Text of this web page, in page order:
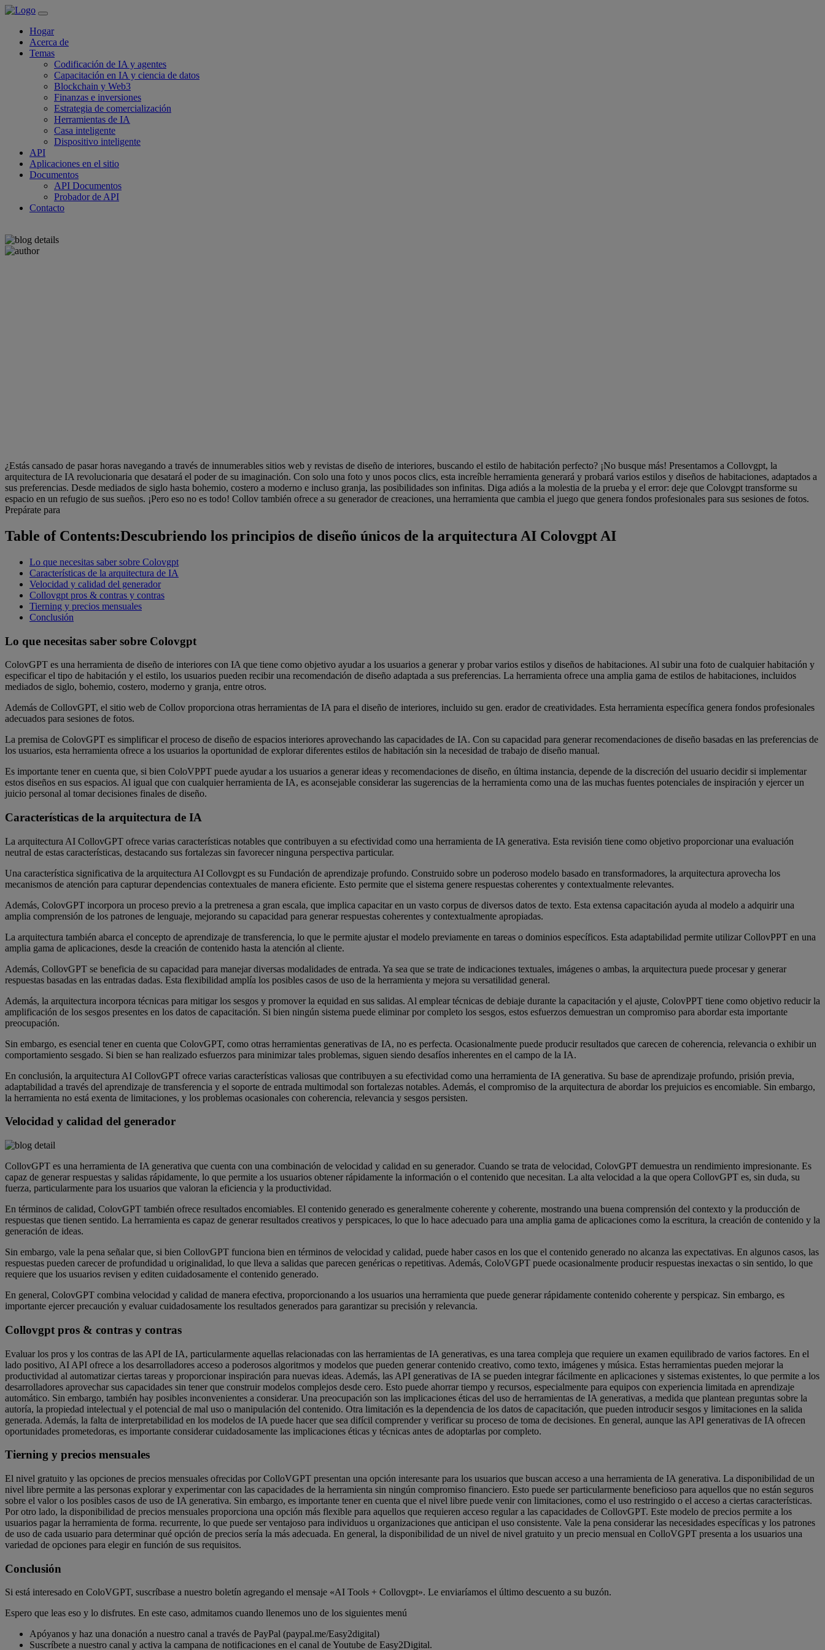
Hogar
Acerca de
Temas
Codificación de IA y agentes
Capacitación en IA y ciencia de datos
Blockchain y Web3
Finanzas e inversiones
Estrategia de comercialización
Herramientas de IA
Casa inteligente
Dispositivo inteligente
API
Aplicaciones en el sitio
Documentos
API Documentos
Probador de API
Contacto
¿Estás cansado de pasar horas navegando a través de innumerables sitios web y revistas de diseño de interiores, buscando el estilo de habitación perfecto? ¡No busque más! Presentamos a Collovgpt, la
arquitectura de IA revolucionaria que desatará el poder de su imaginación. Con solo una foto y unos pocos clics, esta increíble herramienta generará y probará varios estilos y diseños de habitaciones, adaptados a
sus preferencias. Desde mediados de siglo hasta bohemio, costero a moderno e incluso granja, las posibilidades son infinitas. Diga adiós a la molestia de la prueba y el error: deje que Colovgpt transforme su
espacio en un refugio de sus sueños. ¡Pero eso no es todo! Collov también ofrece a su generador de creaciones, una herramienta que cambia el juego que genera fondos profesionales para sus sesiones de fotos.
Prepárate para
Table of Contents:Descubriendo los principios de diseño únicos de la arquitectura AI Colovgpt AI
Lo que necesitas saber sobre Colovgpt
Características de la arquitectura de IA
Velocidad y calidad del generador
Collovgpt pros & contras y contras
Tierning y precios mensuales
Conclusión
Lo que necesitas saber sobre Colovgpt
ColovGPT es una herramienta de diseño de interiores con IA que tiene como objetivo ayudar a los usuarios a generar y probar varios estilos y diseños de habitaciones. Al subir una foto de cualquier habitación y
especificar el tipo de habitación y el estilo, los usuarios pueden recibir una recomendación de diseño adaptada a sus preferencias. La herramienta ofrece una amplia gama de estilos de habitaciones, incluidos
mediados de siglo, bohemio, costero, moderno y granja, entre otros.
Además de CollovGPT, el sitio web de Collov proporciona otras herramientas de IA para el diseño de interiores, incluido su gen. erador de creatividades. Esta herramienta específica genera fondos profesionales
adecuados para sesiones de fotos.
La premisa de ColovGPT es simplificar el proceso de diseño de espacios interiores aprovechando las capacidades de IA. Con su capacidad para generar recomendaciones de diseño basadas en las preferencias de
los usuarios, esta herramienta ofrece a los usuarios la oportunidad de explorar diferentes estilos de habitación sin la necesidad de trabajo de diseño manual.
Es importante tener en cuenta que, si bien ColoVPPT puede ayudar a los usuarios a generar ideas y recomendaciones de diseño, en última instancia, depende de la discreción del usuario decidir si implementar
estos diseños en sus espacios. Al igual que con cualquier herramienta de IA, es aconsejable considerar las sugerencias de la herramienta como una de las muchas fuentes potenciales de inspiración y ejercer un
juicio personal al tomar decisiones finales de diseño.
Características de la arquitectura de IA
La arquitectura AI CollovGPT ofrece varias características notables que contribuyen a su efectividad como una herramienta de IA generativa. Esta revisión tiene como objetivo proporcionar una evaluación
neutral de estas características, destacando sus fortalezas sin favorecer ninguna perspectiva particular.
Una característica significativa de la arquitectura AI Collovgpt es su Fundación de aprendizaje profundo. Construido sobre un poderoso modelo basado en transformadores, la arquitectura aprovecha los
mecanismos de atención para capturar dependencias contextuales de manera eficiente. Esto permite que el sistema genere respuestas coherentes y contextualmente relevantes.
Además, ColovGPT incorpora un proceso previo a la pretrenesa a gran escala, que implica capacitar en un vasto corpus de diversos datos de texto. Esta extensa capacitación ayuda al modelo a adquirir una
amplia comprensión de los patrones de lenguaje, mejorando su capacidad para generar respuestas coherentes y contextualmente apropiadas.
La arquitectura también abarca el concepto de aprendizaje de transferencia, lo que le permite ajustar el modelo previamente en tareas o dominios específicos. Esta adaptabilidad permite utilizar CollovPPT en una
amplia gama de aplicaciones, desde la creación de contenido hasta la atención al cliente.
Además, CollovGPT se beneficia de su capacidad para manejar diversas modalidades de entrada. Ya sea que se trate de indicaciones textuales, imágenes o ambas, la arquitectura puede procesar y generar
respuestas basadas en las entradas dadas. Esta flexibilidad amplía los posibles casos de uso de la herramienta y mejora su versatilidad general.
Además, la arquitectura incorpora técnicas para mitigar los sesgos y promover la equidad en sus salidas. Al emplear técnicas de debiaje durante la capacitación y el ajuste, ColovPPT tiene como objetivo reducir la
amplificación de los sesgos presentes en los datos de capacitación. Si bien ningún sistema puede eliminar por completo los sesgos, estos esfuerzos demuestran un compromiso para abordar esta importante
preocupación.
Sin embargo, es esencial tener en cuenta que ColovGPT, como otras herramientas generativas de IA, no es perfecta. Ocasionalmente puede producir resultados que carecen de coherencia, relevancia o exhibir un
comportamiento sesgado. Si bien se han realizado esfuerzos para minimizar tales problemas, siguen siendo desafíos inherentes en el campo de la IA.
En conclusión, la arquitectura AI CollovGPT ofrece varias características valiosas que contribuyen a su efectividad como una herramienta de IA generativa. Su base de aprendizaje profundo, prisión previa,
adaptabilidad a través del aprendizaje de transferencia y el soporte de entrada multimodal son fortalezas notables. Además, el compromiso de la arquitectura de abordar los prejuicios es encomiable. Sin embargo,
la herramienta no está exenta de limitaciones, y los problemas ocasionales con coherencia, relevancia y sesgos persisten.
Velocidad y calidad del generador
CollovGPT es una herramienta de IA generativa que cuenta con una combinación de velocidad y calidad en su generador. Cuando se trata de velocidad, ColovGPT demuestra un rendimiento impresionante. Es
capaz de generar respuestas y salidas rápidamente, lo que permite a los usuarios obtener rápidamente la información o el contenido que necesitan. La alta velocidad a la que opera CollovGPT es, sin duda, su
fuerza, particularmente para los usuarios que valoran la eficiencia y la productividad.
En términos de calidad, ColovGPT también ofrece resultados encomiables. El contenido generado es generalmente coherente y coherente, mostrando una buena comprensión del contexto y la producción de
respuestas que tienen sentido. La herramienta es capaz de generar resultados creativos y perspicaces, lo que lo hace adecuado para una amplia gama de aplicaciones como la escritura, la creación de contenido y la
generación de ideas.
Sin embargo, vale la pena señalar que, si bien CollovGPT funciona bien en términos de velocidad y calidad, puede haber casos en los que el contenido generado no alcanza las expectativas. En algunos casos, las
respuestas pueden carecer de profundidad u originalidad, lo que lleva a salidas que parecen genéricas o repetitivas. Además, ColoVGPT puede ocasionalmente producir respuestas inexactas o sin sentido, lo que
requiere que los usuarios revisen y editen cuidadosamente el contenido generado.
En general, ColovGPT combina velocidad y calidad de manera efectiva, proporcionando a los usuarios una herramienta que puede generar rápidamente contenido coherente y perspicaz. Sin embargo, es
importante ejercer precaución y evaluar cuidadosamente los resultados generados para garantizar su precisión y relevancia.
Collovgpt pros & contras y contras
Evaluar los pros y los contras de las API de IA, particularmente aquellas relacionadas con las herramientas de IA generativas, es una tarea compleja que requiere un examen equilibrado de varios factores. En el
lado positivo, AI API ofrece a los desarrolladores acceso a poderosos algoritmos y modelos que pueden generar contenido creativo, como texto, imágenes y música. Estas herramientas pueden mejorar la
productividad al automatizar ciertas tareas y proporcionar inspiración para nuevas ideas. Además, las API generativas de IA se pueden integrar fácilmente en aplicaciones y sistemas existentes, lo que permite a los
desarrolladores aprovechar sus capacidades sin tener que construir modelos complejos desde cero. Esto puede ahorrar tiempo y recursos, especialmente para equipos con experiencia limitada en aprendizaje
automático. Sin embargo, también hay posibles inconvenientes a considerar. Una preocupación son las implicaciones éticas del uso de herramientas de IA generativas, a medida que plantean preguntas sobre la
autoría, la propiedad intelectual y el potencial de mal uso o manipulación del contenido. Otra limitación es la dependencia de los datos de capacitación, que pueden introducir sesgos y limitaciones en la salida
generada. Además, la falta de interpretabilidad en los modelos de IA puede hacer que sea difícil comprender y verificar su proceso de toma de decisiones. En general, aunque las API generativas de IA ofrecen
oportunidades prometedoras, es importante considerar cuidadosamente las implicaciones éticas y técnicas antes de adoptarlas por completo.
Tierning y precios mensuales
El nivel gratuito y las opciones de precios mensuales ofrecidas por ColloVGPT presentan una opción interesante para los usuarios que buscan acceso a una herramienta de IA generativa. La disponibilidad de un
nivel libre permite a las personas explorar y experimentar con las capacidades de la herramienta sin ningún compromiso financiero. Esto puede ser particularmente beneficioso para aquellos que no están seguros
sobre el valor o los posibles casos de uso de IA generativa. Sin embargo, es importante tener en cuenta que el nivel libre puede venir con limitaciones, como el uso restringido o el acceso a ciertas características.
Por otro lado, la disponibilidad de precios mensuales proporciona una opción más flexible para aquellos que requieren acceso regular a las capacidades de CollovGPT. Este modelo de precios permite a los
usuarios pagar la herramienta de forma. recurrente, lo que puede ser ventajoso para individuos u organizaciones que anticipan el uso consistente. Vale la pena considerar las necesidades específicas y los patrones
de uso de cada usuario para determinar qué opción de precios sería la más adecuada. En general, la disponibilidad de un nivel de nivel gratuito y un precio mensual en ColloVGPT presenta a los usuarios una
variedad de opciones para elegir en función de sus requisitos.
Conclusión
Si está interesado en ColoVGPT, suscríbase a nuestro boletín agregando el mensaje «AI Tools + Collovgpt». Le enviaríamos el último descuento a su buzón.
Espero que leas eso y lo disfrutes. En este caso, admitamos cuando llenemos uno de los siguientes menú
Apóyanos y haz una donación a nuestro canal a través de PayPal (paypal.me/Easy2digital)
Suscríbete a nuestro canal y activa la campana de notificaciones en el canal de Youtube de Easy2Digital.